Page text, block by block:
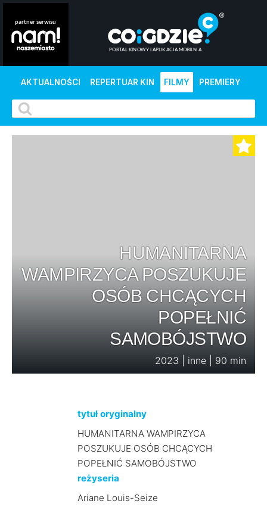
AKTUALNOŚCI REPERTUAR KIN FILMY PREMIERY
HUMANITARNA
WAMPIRZYCA POSZUKUJE
OSÓB CHCĄCYCH
POPEŁNIĆ
SAMOBÓJSTWO
2023 | inne | 90 min
tytuł oryginalny
HUMANITARNA WAMPIRZYCA
POSZUKUJE OSÓB CHCĄCYCH
POPEŁNIĆ SAMOBÓJSTWO
reżyseria
Ariane Louis-Seize